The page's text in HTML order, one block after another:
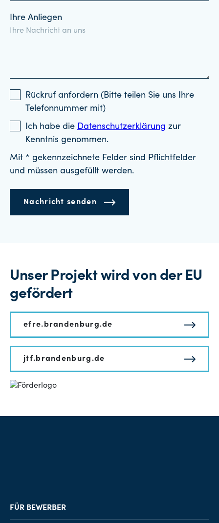
Ihre Anliegen
Rückruf anfordern (Bitte teilen Sie uns Ihre
Telefonnummer mit)
Ich habe die Datenschutzerklärung zur
Kenntnis genommen.
Mit * gekennzeichnete Felder sind Pflichtfelder
und müssen ausgefüllt werden.
Nachricht senden
Unser Projekt wird von der EU
gefördert
efre.brandenburg.de
jtf.brandenburg.de
FÜR BEWERBER